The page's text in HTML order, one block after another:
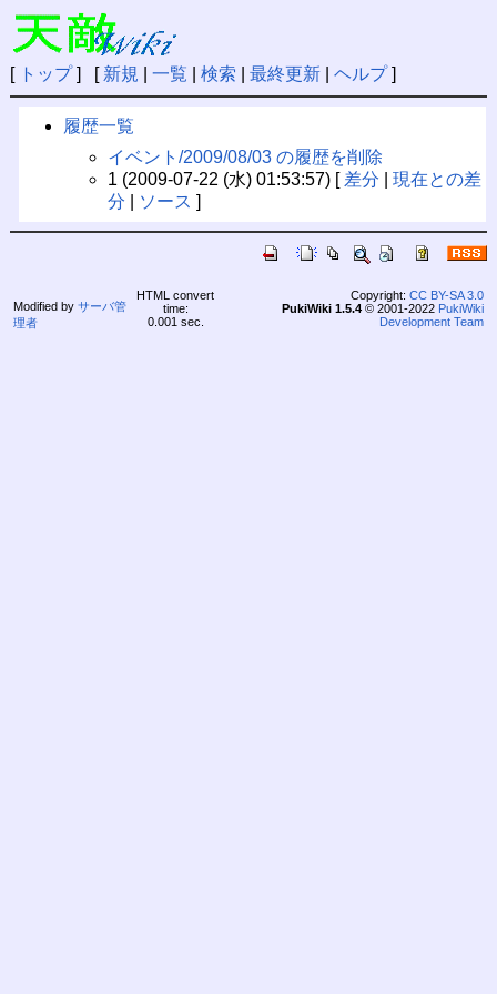
[ トップ] [ 新規 一覧 検索 最終更新| ヘルプ]
履歴一覧
イベント/2009/08/03 の履歴を削除
1 (2009-07-22 (水) 01:53:57) [ 差分
現在との差
分
ソース ]
Modified by サーバ管
理者
HTML convert
time:
0.001 sec.
Copyright: CC BY-SA 3.0
PukiWiki 1.5.4© 2001-2022 PukiWiki
Development Team